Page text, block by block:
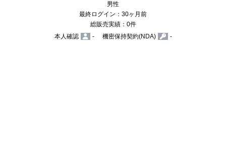
男性
最終ログイン：30ヶ月前
総販売実績：0件
本人確認
- 機密保持契約(NDA) -